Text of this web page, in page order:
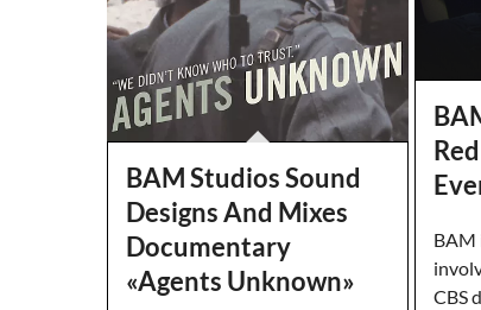
BAM
CBS
BAM Studios Sound
Designs And Mixes
Documentary
«Agents Unknown»